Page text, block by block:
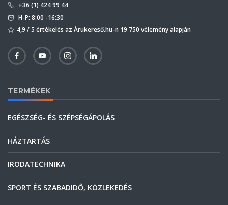
+36 (1) 424 99 44
H-P: 8:00 -16:30
4,9 / 5 értékelés az Árukereső.hu-n 19 750 vélemény alapján
TERMÉKEK
EGÉSZSÉG- ÉS SZÉPSÉGÁPOLÁS
HÁZTARTÁS
IRODATECHNIKA
SPORT ÉS SZABADIDŐ, KÖZLEKEDÉS